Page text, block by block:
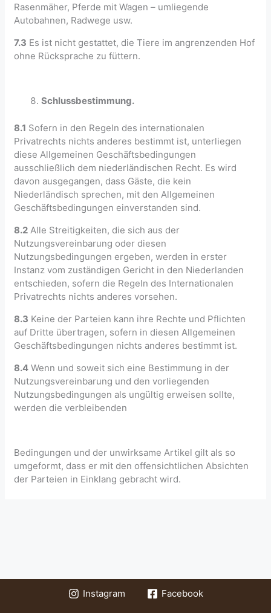
Rasenmäher, Pferde mit Wagen – umliegende
Autobahnen, Radwege usw.
7.3 Es ist nicht gestattet, die Tiere im angrenzenden Hof
ohne Rücksprache zu füttern.
Schlussbestimmung.
8.1 Sofern in den Regeln des internationalen
Privatrechts nichts anderes bestimmt ist, unterliegen
diese Allgemeinen Geschäftsbedingungen
ausschließlich dem niederländischen Recht. Es wird
davon ausgegangen, dass Gäste, die kein
Niederländisch sprechen, mit den Allgemeinen
Geschäftsbedingungen einverstanden sind.
8.2 Alle Streitigkeiten, die sich aus der
Nutzungsvereinbarung oder diesen
Nutzungsbedingungen ergeben, werden in erster
Instanz vom zuständigen Gericht in den Niederlanden
entschieden, sofern die Regeln des Internationalen
Privatrechts nichts anderes vorsehen.
8.3 Keine der Parteien kann ihre Rechte und Pflichten
auf Dritte übertragen, sofern in diesen Allgemeinen
Geschäftsbedingungen nichts anderes bestimmt ist.
8.4 Wenn und soweit sich eine Bestimmung in der
Nutzungsvereinbarung und den vorliegenden
Nutzungsbedingungen als ungültig erweisen sollte,
werden die verbleibenden
Bedingungen und der unwirksame Artikel gilt als so
umgeformt, dass er mit den offensichtlichen Absichten
der Parteien in Einklang gebracht wird.
Instagram Facebook